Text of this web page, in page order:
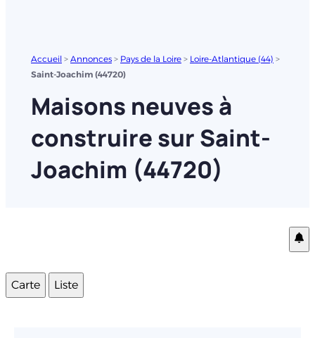
Accueil > Annonces > Pays de la Loire > Loire-Atlantique (44) >
Saint-Joachim (44720)
Maisons neuves à
construire sur Saint-
Joachim (44720)
Carte Liste